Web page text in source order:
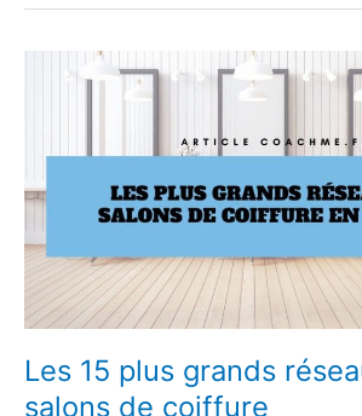
permanent
:
débutants
Les 15 plus grands
salons de coiffure